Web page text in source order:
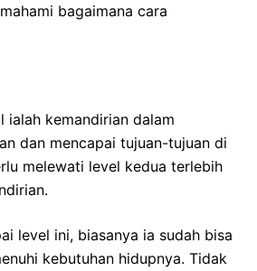
bagaimana cara
ialah kemandirian dalam
dan mencapai tujuan-tujuan di
melewati level kedua terlebih
level ini, biasanya ia sudah bisa
kebutuhan hidupnya. Tidak